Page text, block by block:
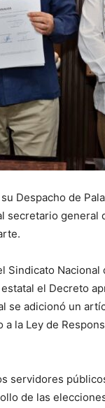
Despacho de
secretario general
Nacional
el Decreto
se adicionó un
la Ley de
servidores
de las